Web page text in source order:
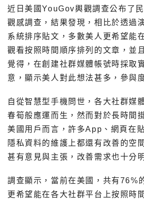
近日美國YouGov輿觀調查公布了
觀感調查，結果發現，相比於透過
系統排序貼文，多數美人更希望能
觀看按照時間順序排列的文章，並
覺得，在創建社群媒體帳號時採取
意，顯示美人對此想法甚多，參與
自從智慧型手機問世，各大社群媒
春筍般應運而生，然而對於長時間
美國用戶而言，許多App、網頁在
隱私資料的維護上都還有改善的空
甚有意見與主張，改善需求也十分
調查顯示，當前在美國，共有76%
更希望能在各大社群平台上按照時